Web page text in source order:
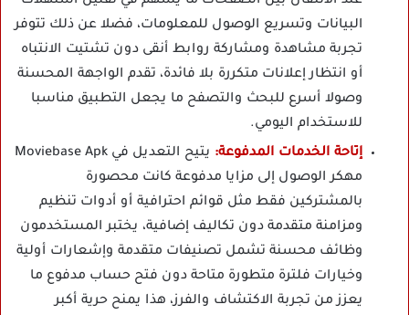
البيانات وتسريع الوصول للمعلومات، فضلا عن ذلك تتوفر
تجربة مشاهدة ومشاركة روابط أنقى دون تشتيت الانتباه
أو انتظار إعلانات متكررة بلا فائدة، تقدم الواجهة المحسنة
وصولا أسرع للبحث والتصفح ما يجعل التطبيق مناسبا
للاستخدام اليومي.
إتاحة الخدمات المدفوعة:
يتيح التعديل في Moviebase Apk
مهكر الوصول إلى مزايا مدفوعة كانت محصورة
بالمشتركين فقط مثل قوائم احترافية أو أدوات تنظيم
ومزامنة متقدمة دون تكاليف إضافية، يختبر المستخدمون
وظائف محسنة تشمل تصنيفات متقدمة وإشعارات أولية
وخيارات فلترة متطورة متاحة دون فتح حساب مدفوع ما
يعزز من تجربة الاكتشاف والفرز، هذا يمنح حرية أكبر